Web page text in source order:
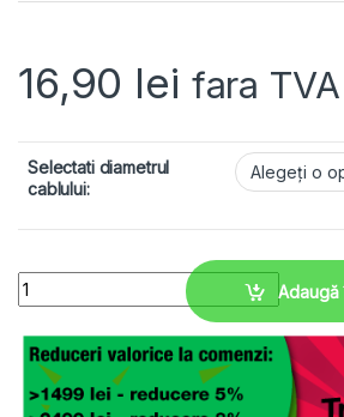
16,90 lei fara TVA
Selectati diametrul
cablului:
Mansoane mari, cabluri 16-31 mm, pt
Adaugă